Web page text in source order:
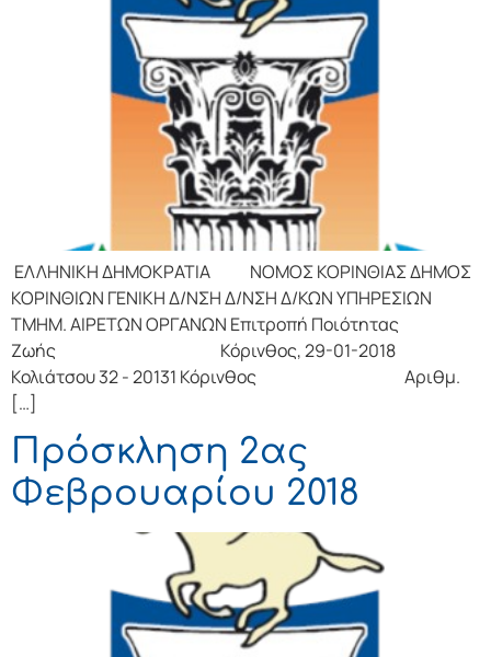
ΕΛΛΗΝΙΚΗ ΔΗΜΟΚΡΑΤΙΑ ΝΟΜΟΣ ΚΟΡΙΝΘΙΑΣ ΔΗΜΟΣ
ΚΟΡΙΝΘΙΩΝ ΓΕΝΙΚΗ Δ/ΝΣΗ Δ/ΝΣΗ Δ/ΚΩΝ ΥΠΗΡΕΣΙΩΝ
ΤΜΗΜ. ΑΙΡΕΤΩΝ ΟΡΓΑΝΩΝ Επιτροπή Ποιότητας
Ζωής Κόρινθος, 29-01-2018
Κολιάτσου 32 - 20131 Κόρινθος Αριθμ.
[…]
Πρόσκληση 2ας
Φεβρουαρίου 2018